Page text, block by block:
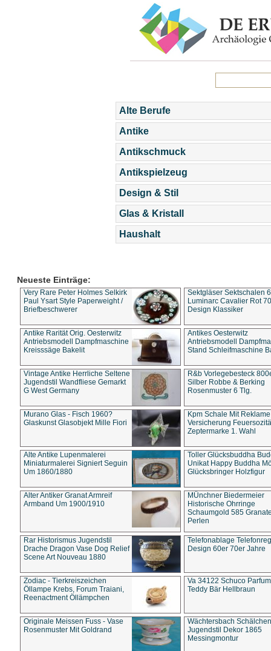
Alte Berufe
Antike
Antikschmuck
Antikspielzeug
Design & Stil
Glas & Kristall
Haushalt
Neueste Einträge:
Very Rare Peter Holmes Selkirk
Paul Ysart Style Paperweight /
Briefbeschwerer
Sektgläser Sektschalen
Luminarc Cavalier Rot
Design Klassiker
Antike Rarität Orig. Oesterwitz
Antriebsmodell Dampfmaschine
Kreisssäge Bakelit
Antikes Oesterwitz
Antriebsmodell
Stand Schleifmaschine
Vintage Antike Herrliche Seltene
Jugendstil Wandfliese Gemarkt
G West Germany
R&b Vorlegebesteck
Silber Robbe & Berking
Rosenmuster 6 Tlg.
Murano Glas - Fisch 1960?
Glaskunst Glasobjekt Mille Fiori
Kpm Schale Mit Reklame
Versicherung
Zeptermarke 1. Wahl
Alte Antike Lupenmalerei
Miniaturmalerei Signiert Seguin
Um 1860/1880
Toller Glücksbuddha
Unikat Happy Buddha
Glücksbringer Holzfigur
Alter Antiker Granat Armreif
Armband Um 1900/1910
MÜnchner Biedermeier
Historische Ohrringe
Schaumgold 585
Perlen
Rar Historismus Jugendstil
Drache Dragon Vase Dog Relief
Scene Art Nouveau 1880
Telefonablage
Design 60er 70er Jahre
Zodiac - Tierkreiszeichen
Öllampe Krebs, Forum Traiani,
Reenactment Öllämpchen
Va 34122 Schuco
Teddy Bär Hellbraun
Originale Meissen Fuss - Vase
Rosenmuster Mit Goldrand
Wächtersbach Schälchen
Jugendstil Dekor 1865
Messingmontur